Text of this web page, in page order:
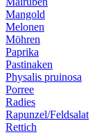
Mangold
Melonen
Möhren
Paprika
Pastinaken
Physalis pruinosa
Porree
Radies
Rapunzel/Feldsalat
Rettich